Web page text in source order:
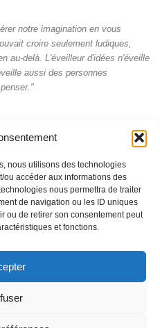
nous utilisons des technologies
ou accéder aux informations des
nous permettra de traiter
de navigation ou les ID uniques
ou de retirer son consentement peut
et fonctions.
notre imagination en vous
croire seulement ludiques,
au-delà. L'éveilleur d'idées n'éveille
aussi des personnes
et les contenus du site
à la protection de la propriété